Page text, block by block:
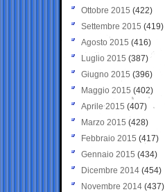
Ottobre 2015 (422)
Settembre 2015 (419)
Agosto 2015 (416)
Luglio 2015 (387)
Giugno 2015 (396)
Maggio 2015 (402)
Aprile 2015 (407)
Marzo 2015 (428)
Febbraio 2015 (417)
Gennaio 2015 (434)
Dicembre 2014 (454)
Novembre 2014 (437)